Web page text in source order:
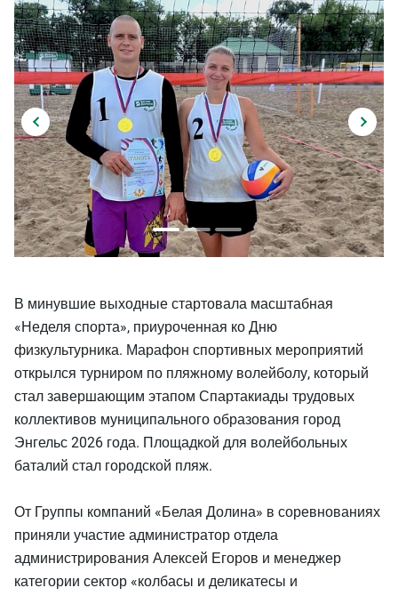
В минувшие выходные стартовала масштабная
«Неделя спорта», приуроченная ко Дню
физкультурника. Марафон спортивных мероприятий
открылся турниром по пляжному волейболу, который
стал завершающим этапом Спартакиады трудовых
коллективов муниципального образования город
Энгельс 2026 года. Площадкой для волейбольных
баталий стал городской пляж.
От Группы компаний «Белая Долина» в соревнованиях
приняли участие администратор отдела
администрирования Алексей Егоров и менеджер
категории сектор «колбасы и деликатесы и